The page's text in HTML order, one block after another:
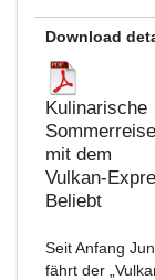
Download
Kulinarische
mit dem
Vulkan-
Beliebt
Seit Anfang
fährt der